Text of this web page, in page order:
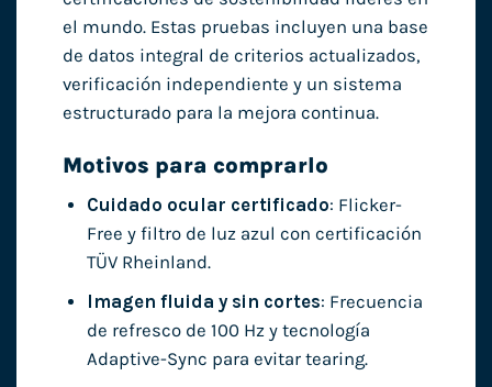
el mundo. Estas pruebas incluyen una base
de datos integral de criterios actualizados,
verificación independiente y un sistema
estructurado para la mejora continua.
Motivos para comprarlo
Cuidado ocular certificado: Flicker-
Free y filtro de luz azul con certificación
TÜV Rheinland.
Imagen fluida y sin cortes: Frecuencia
de refresco de 100 Hz y tecnología
Adaptive-Sync para evitar tearing.